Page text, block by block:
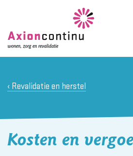
Revalidatie en herstel
Kosten en